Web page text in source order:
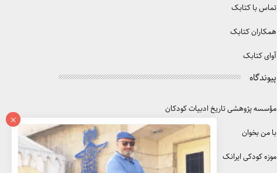
×
تماس با کتابک
همکاران کتابک
آوای کتابک
پیوندگاه
مؤسسه پژوهشی تاریخ ادبیات کودکان
با من بخوان
موزه کودکی ایرانک